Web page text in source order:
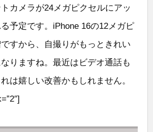
カメラが24メガピクセルにアッ
予定です。iPhone 16の12メガピ
すから、自撮りがもっときれい
りますね。最近はビデオ通話も
は嬉しい改善かもしれません。